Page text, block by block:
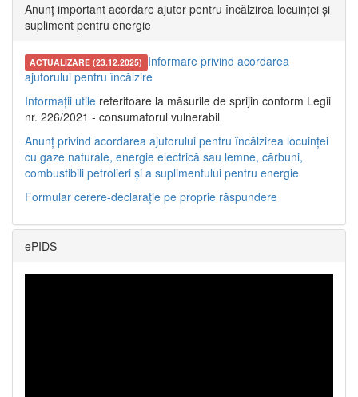
Anunț important acordare ajutor pentru încălzirea locuinței și
supliment pentru energie
ACTUALIZARE (23.12.2025) Informare privind acordarea
ajutorului pentru încălzire
Informații utile referitoare la măsurile de sprijin conform Legii
nr. 226/2021 - consumatorul vulnerabil
Anunț privind acordarea ajutorului pentru încălzirea locuinței
cu gaze naturale, energie electrică sau lemne, cărbuni,
combustibili petrolieri și a suplimentului pentru energie
Formular cerere-declarație pe proprie răspundere
ePIDS